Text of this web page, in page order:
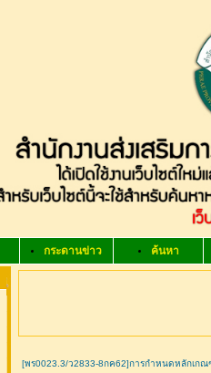
กระดานข่าว ค้นหา
[พร0023.3/ว2833-8กค62]การกำหนดหลักเก